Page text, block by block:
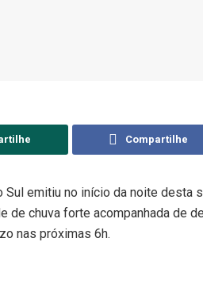
Compartilhe
Sul emitiu no início da noite desta
de chuva forte acompanhada de
nas próximas 6h.